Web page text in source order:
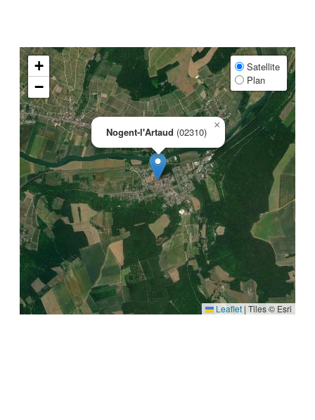
Nogent-l'Artaud (02310)
×
+
−
Satellite
Plan
Leaflet | Tiles © Esri